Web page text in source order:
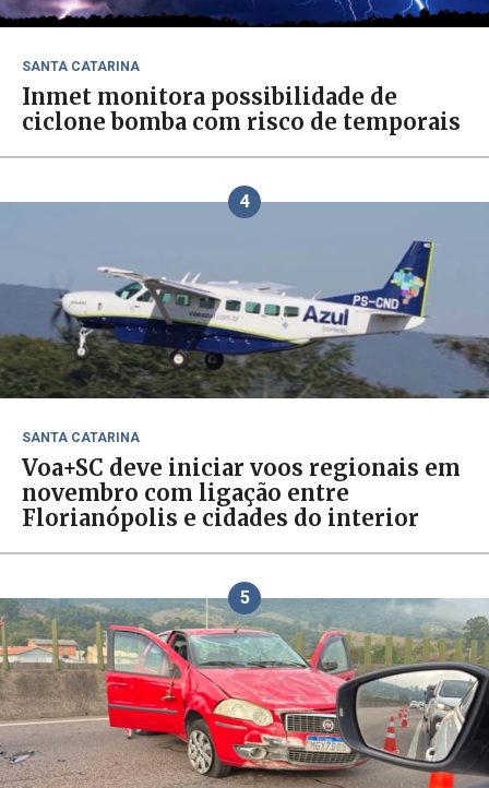
SANTA CATARINA
Inmet monitora possibilidade de
ciclone bomba com risco de temporais
4
SANTA CATARINA
Voa+SC deve iniciar voos regionais em
novembro com ligação entre
Florianópolis e cidades do interior
5